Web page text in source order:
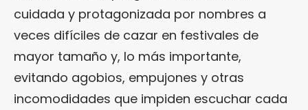
cuidada y protagonizada por nombres a
veces difíciles de cazar en festivales de
mayor tamaño y, lo más importante,
evitando agobios, empujones y otras
incomodidades que impiden escuchar cada